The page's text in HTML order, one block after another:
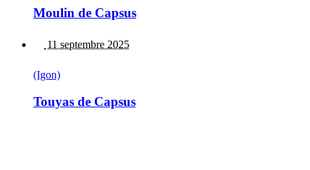
Moulin de Capsus
11 septembre 2025
(Igon)
Touyas de Capsus